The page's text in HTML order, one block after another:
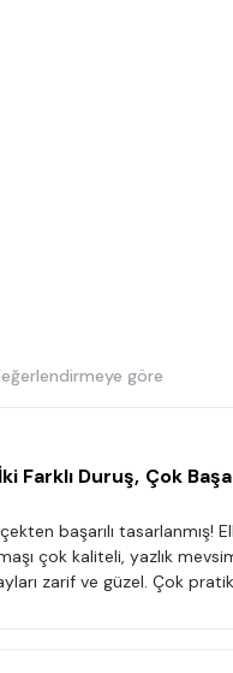
göre
Farklı Duruş, Çok
başarılı
çok kaliteli, yazlık
zarif ve güzel. Çok